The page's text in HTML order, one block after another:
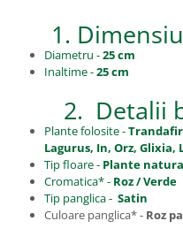
1.
Diametru -25 cm
Inaltime -25 cm
2. Detalii
Plante folosite -
Lagurus, In, Orz, Glixia,
Tip floare - Plante
Cromatica* - Roz / Verde
Tip panglica - Satin
Culoare panglica* - Roz